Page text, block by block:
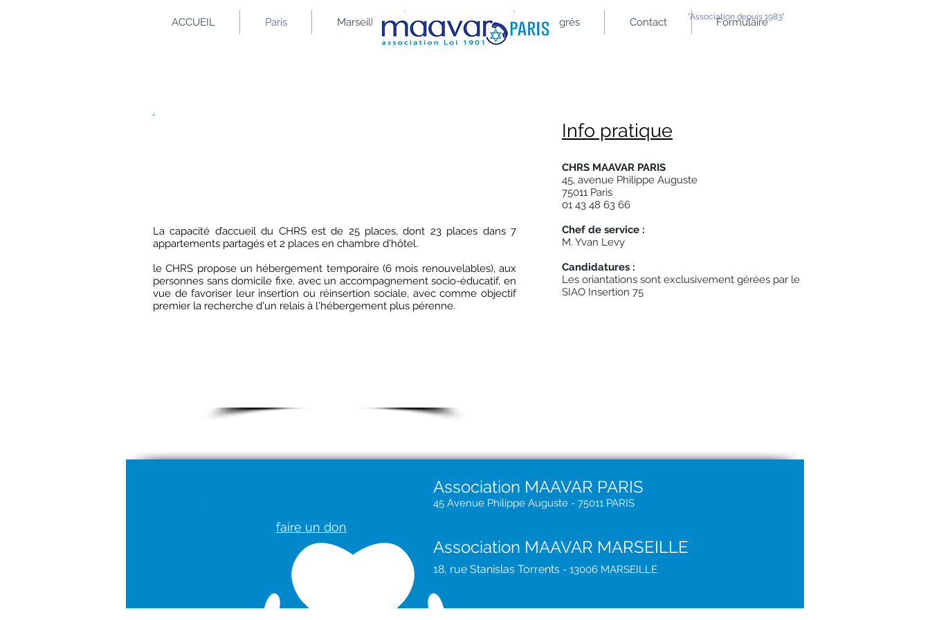
ACCUEIL Paris Marseille L'association Congrés Contact Formulaire
La capacité d’accueil du CHRS est de 25 places, dont 23 places dans 7
appartements partagés et 2 places en chambre d'hôtel.
le CHRS propose un hébergement temporaire (6 mois renouvelables), aux
personnes sans domicile fixe, avec un accompagnement socio-éducatif, en
vue de favoriser leur insertion ou réinsertion sociale, avec comme objectif
premier la recherche d'un relais à l'hébergement plus pérenne.
Info pratique
CHRS MAAVAR PARIS
45, avenue Philippe Auguste
75011 Paris
01 43 48 63 66
Chef de service :
M. Yvan Levy
Candidatures :
Les oriantations sont exclusivement gérées par le
SIAO Insertion 75
"Association depuis 1983"
faire un don
Association MAAVAR PARIS
45 Avenue Philippe Auguste - 75011 PARIS
Association MAAVAR MARSEILLE
18, rue Stanislas Torrents - 13006 MARSEILLE